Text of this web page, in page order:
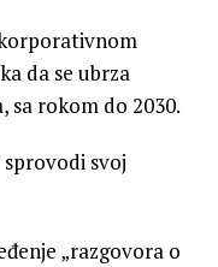
da se ubrza
sa rokom do 2030.
svoj
„razgovora o